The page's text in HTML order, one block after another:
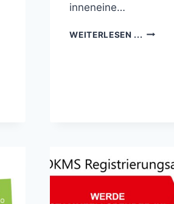
inneneine…
WEITERLESEN ...